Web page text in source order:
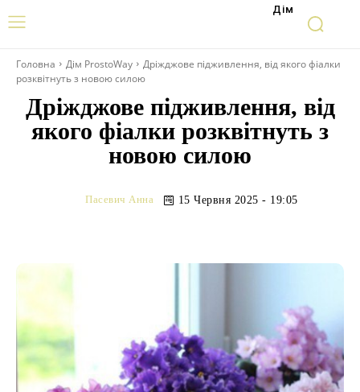
Дім
Головна Дім ProstoWay
Дріжджове підживлення, від якого фіалки
розквітнуть з новою силою
Дріжджове підживлення, від
якого фіалки розквітнуть з
новою силою
Пасевич Анна 15 Червня 2025 - 19:05